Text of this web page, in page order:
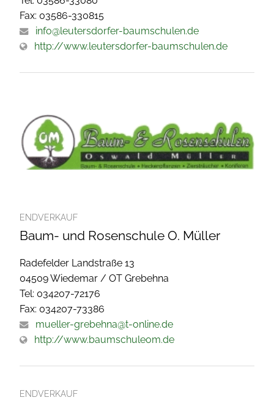
Fax: 03586-330815
info@leutersdorfer-baumschulen.de
http://www.leutersdorfer-baumschulen.de
ENDVERKAUF
Baum- und Rosenschule O. Müller
Radefelder Landstraße 13
04509 Wiedemar / OT Grebehna
Tel: 034207-72176
Fax: 034207-73386
mueller-grebehna@t-online.de
http://www.baumschuleom.de
ENDVERKAUF